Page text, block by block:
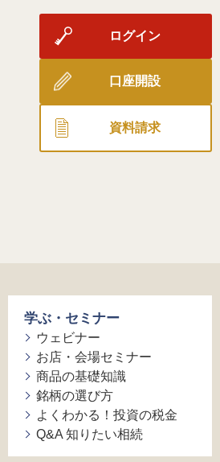
ログイン
口座開設
資料請求
学ぶ・セミナー
ウェビナー
お店・会場セミナー
商品の基礎知識
銘柄の選び方
よくわかる！投資の税金
Q&A 知りたい相続